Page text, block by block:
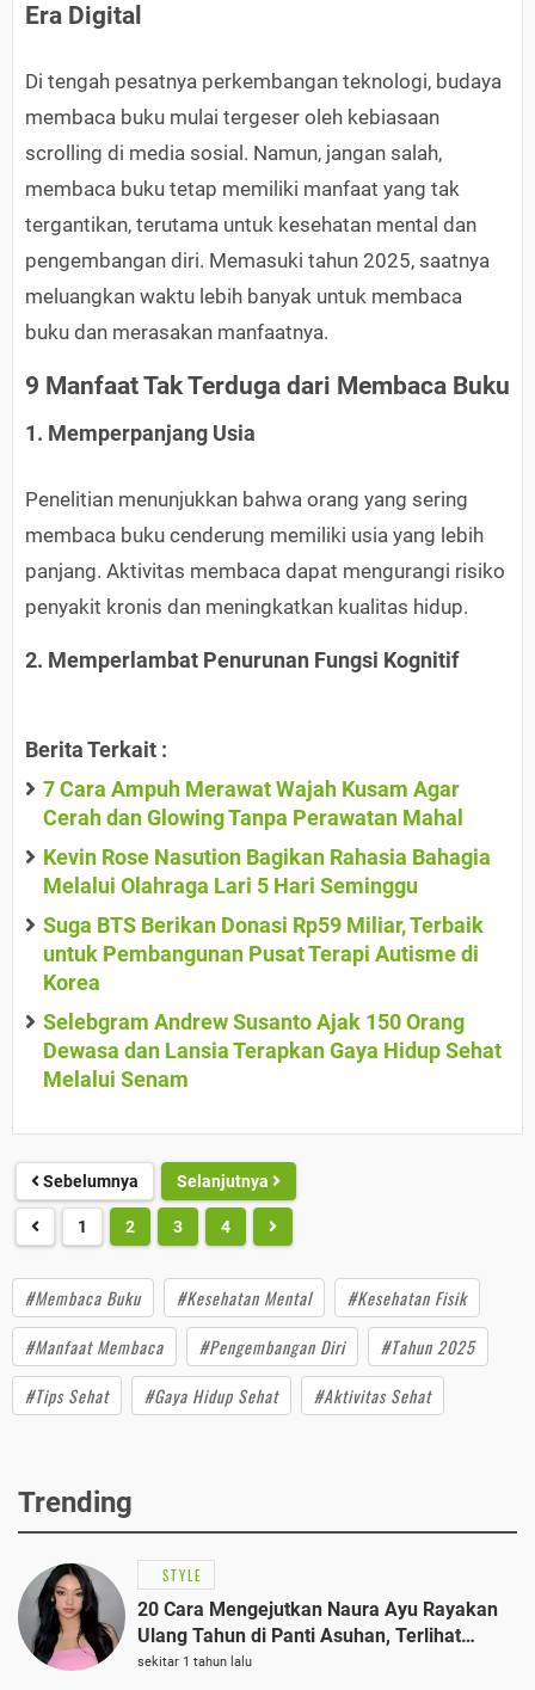
Era Digital
Di tengah pesatnya perkembangan teknologi, budaya
membaca buku mulai tergeser oleh kebiasaan
scrolling di media sosial. Namun, jangan salah,
membaca buku tetap memiliki manfaat yang tak
tergantikan, terutama untuk kesehatan mental dan
pengembangan diri. Memasuki tahun 2025, saatnya
meluangkan waktu lebih banyak untuk membaca
buku dan merasakan manfaatnya.
9 Manfaat Tak Terduga dari Membaca Buku
1. Memperpanjang Usia
Penelitian menunjukkan bahwa orang yang sering
membaca buku cenderung memiliki usia yang lebih
panjang. Aktivitas membaca dapat mengurangi risiko
penyakit kronis dan meningkatkan kualitas hidup.
2. Memperlambat Penurunan Fungsi Kognitif
Berita Terkait :
7 Cara Ampuh Merawat Wajah Kusam Agar
Cerah dan Glowing Tanpa Perawatan Mahal
Kevin Rose Nasution Bagikan Rahasia Bahagia
Melalui Olahraga Lari 5 Hari Seminggu
Suga BTS Berikan Donasi Rp59 Miliar, Terbaik
untuk Pembangunan Pusat Terapi Autisme di
Korea
Selebgram Andrew Susanto Ajak 150 Orang
Dewasa dan Lansia Terapkan Gaya Hidup Sehat
Melalui Senam
Sebelumnya Selanjutnya
1 2 3 4
#Membaca Buku #Kesehatan Mental
#Kesehatan Fisik
#Manfaat Membaca
#Pengembangan Diri
#Tahun 2025
#Tips Sehat
#Gaya Hidup Sehat #Aktivitas Sehat
Trending
STYLE
20 Cara Mengejutkan Naura Ayu Rayakan
Ulang Tahun di Panti Asuhan, Terlihat
Anggun dengan Kaftan Cokelat
sekitar 1 tahun lalu